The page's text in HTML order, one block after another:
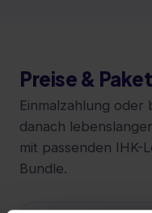
Preise &
Einmalzahlung oder
danach
mit passenden IHK-
Bundle.